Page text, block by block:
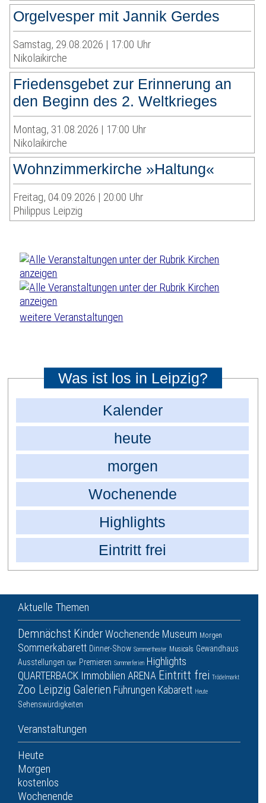
Orgelvesper mit Jannik Gerdes
Samstag, 29.08.2026 | 17:00 Uhr
Nikolaikirche
Friedensgebet zur Erinnerung an
den Beginn des 2. Weltkrieges
Montag, 31.08.2026 | 17:00 Uhr
Nikolaikirche
Wohnzimmerkirche »Haltung«
Freitag, 04.09.2026 | 20:00 Uhr
Philippus Leipzig
weitere Veranstaltungen
Was ist los in Leipzig?
Kalender
heute
morgen
Wochenende
Highlights
Eintritt frei
Aktuelle Themen
Demnächst KinderWochenende Museum Morgen
Sommerkabarett Dinner-Show Sommertheater Musicals Gewandhaus
Ausstellungen Oper Premieren Sommerferien Highlights
QUARTERBACK Immobilien ARENA Eintritt frei Trödelmarkt
Zoo Leipzig Galerien Führungen Kabarett Heute
Sehenswürdigkeiten
Veranstaltungen
Heute
Morgen
kostenlos
Wochenende